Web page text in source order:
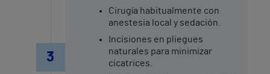
3
Cirugía habitualmente con
anestesia local y sedación.
Incisiones en pliegues
naturales para minimizar
cicatrices.